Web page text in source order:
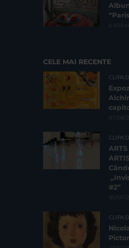
6.603
CELE MAI RECENTE
CLIPA
07/08/
CLIPA
#2”
30/07/
CLIPA